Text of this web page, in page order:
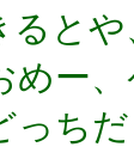
ると
めー
っち